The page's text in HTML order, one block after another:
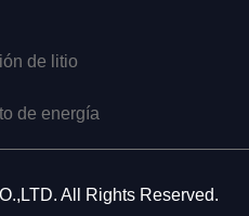
de litio
de energía
All Rights Reserved.